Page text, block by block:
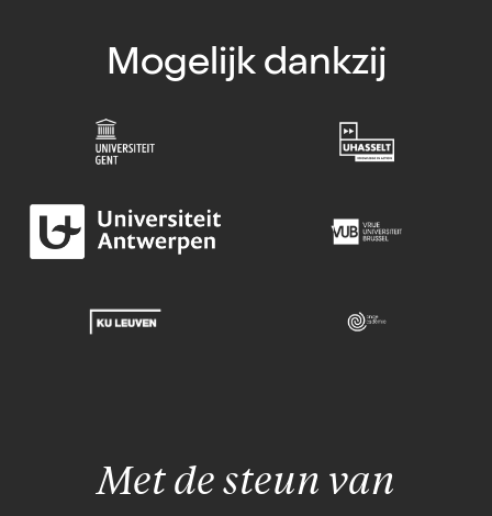
Mogelijk dankzij
Met de steun van